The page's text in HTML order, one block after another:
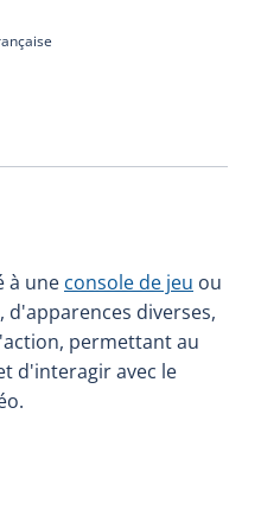
à une console de jeu ou
diverses,
permettant au
d'interagir avec le